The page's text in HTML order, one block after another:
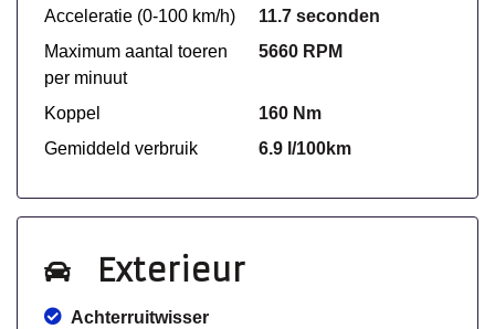
Acceleratie (0-100 km/h)
11.7 seconden
Maximum aantal toeren
per minuut
5660 RPM
Koppel
160 Nm
Gemiddeld verbruik
6.9 l/100km
Exterieur
Achterruitwisser